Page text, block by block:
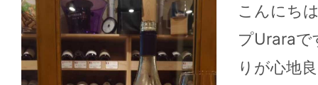
Page 1 2 3 ... 34 >>
こんにち
プUraraで
りが心地